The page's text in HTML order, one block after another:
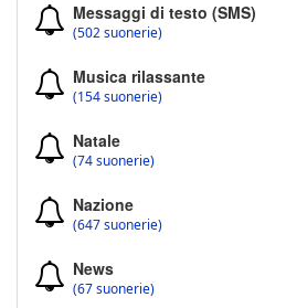
Messaggi di testo (SMS)
(502 suonerie)
Musica rilassante
(154 suonerie)
Natale
(74 suonerie)
Nazione
(647 suonerie)
News
(67 suonerie)